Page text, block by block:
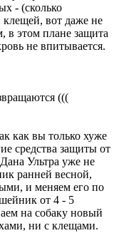
- (сколько
клещей, вот даже не
этом плане защита
не впитывается.
(((
как вы только хуже
средства защиты от
Ультра уже не
ранней весной,
и меняем его по
от 4 - 5
на собаку новый
ни с клещами.